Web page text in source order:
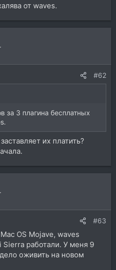
от waves.
#62
за 3 плагина бесплатных
их платить?
#63
OS Mojave, waves
Sierra работали. У меня 9
оживить на новом